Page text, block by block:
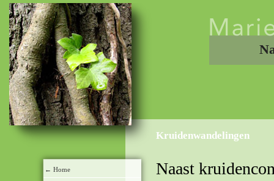
Kruidenwandelingen
← Home
Naast